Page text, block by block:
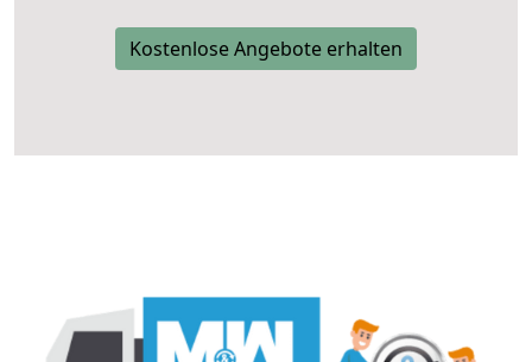
Kostenlose Angebote erhalten